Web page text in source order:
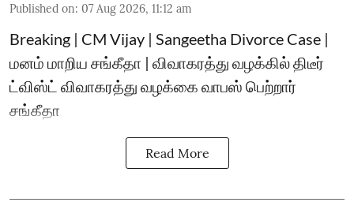
Published on: 07 Aug 2026, 11:12 am
Breaking | CM Vijay | Sangeetha Divorce Case |
மனம் மாறிய சங்கீதா | விவாகரத்து வழக்கில் திடீர்
ட்விஸ்ட் விவாகரத்து வழக்கை வாபஸ் பெற்றார்
சங்கீதா
Read More